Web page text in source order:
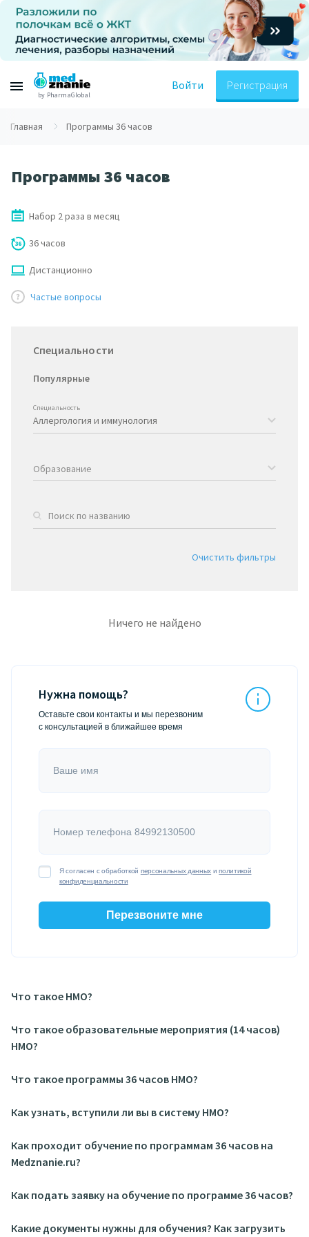
by PharmaGlobal
Войти Регистрация
Главная Программы 36 часов
Программы 36 часов
Набор 2 раза в месяц
36 часов
Дистанционно
Частые вопросы
Специальности
Популярные
Специальность
Образование
Очистить фильтры
Ничего не найдено
Нужна помощь?
Оставьте свои контакты и мы перезвоним
с консультацией в ближайшее время
Ваше имя
Номер телефона 84992130500
Я согласен с обработкой персональных данных иполитикой
конфиденциальности
Перезвоните мне
Что такое НМО?
Что такое образовательные мероприятия (14 часов)
НМО?
Что такое программы 36 часов НМО?
Как узнать, вступили ли вы в систему НМО?
Как проходит обучение по программам 36 часов на
Medznanie.ru?
Как подать заявку на обучение по программе 36 часов?
Какие документы нужны для обучения? Как загрузить